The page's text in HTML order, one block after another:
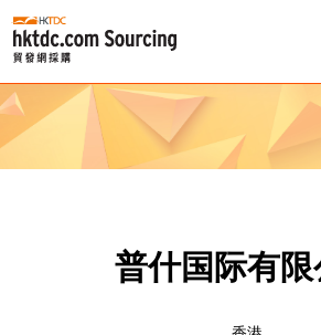
普什国际有限